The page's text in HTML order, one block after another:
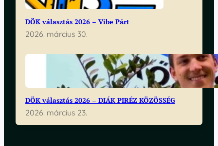
DÖK választás 2026 – Vibe Párt
2026. március 30.
DÖK választás 2026 – DIÁK PIRÉZ KÖZÖSSÉG
2026. március 23.